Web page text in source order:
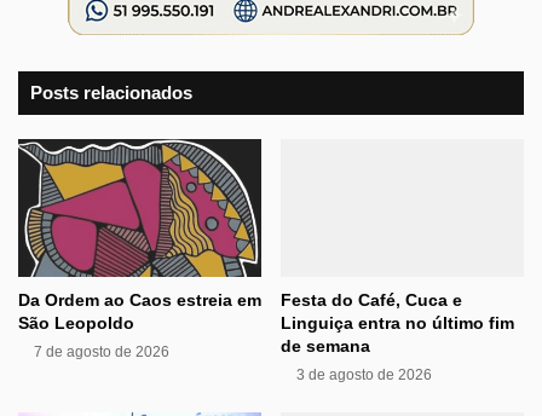
Posts relacionados
Da Ordem ao Caos estreia em
São Leopoldo
7 de agosto de 2026
Festa do Café, Cuca e
Linguiça entra no último fim
de semana
3 de agosto de 2026